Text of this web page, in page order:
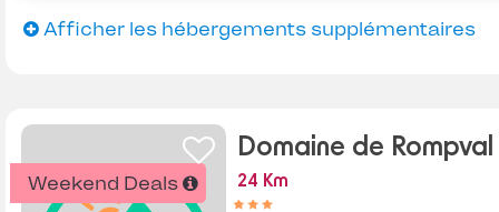
Afficher les hébergements supplémentaires
Weekend Deals
Domaine de Rompval
24 Km